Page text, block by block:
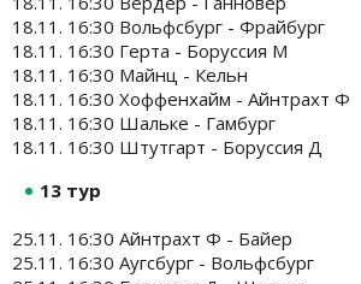
18.11. 16:30 Вольфсбург - Фрайбург
18.11. 16:30 Герта - Боруссия М
18.11. 16:30 Майнц - Кельн
18.11. 16:30 Хоффенхайм - Айнтрахт Ф
18.11. 16:30 Шальке - Гамбург
18.11. 16:30 Штутгарт - Боруссия Д
13 тур
25.11. 16:30 Айнтрахт Ф - Байер
25.11. 16:30 Аугсбург - Вольфсбург